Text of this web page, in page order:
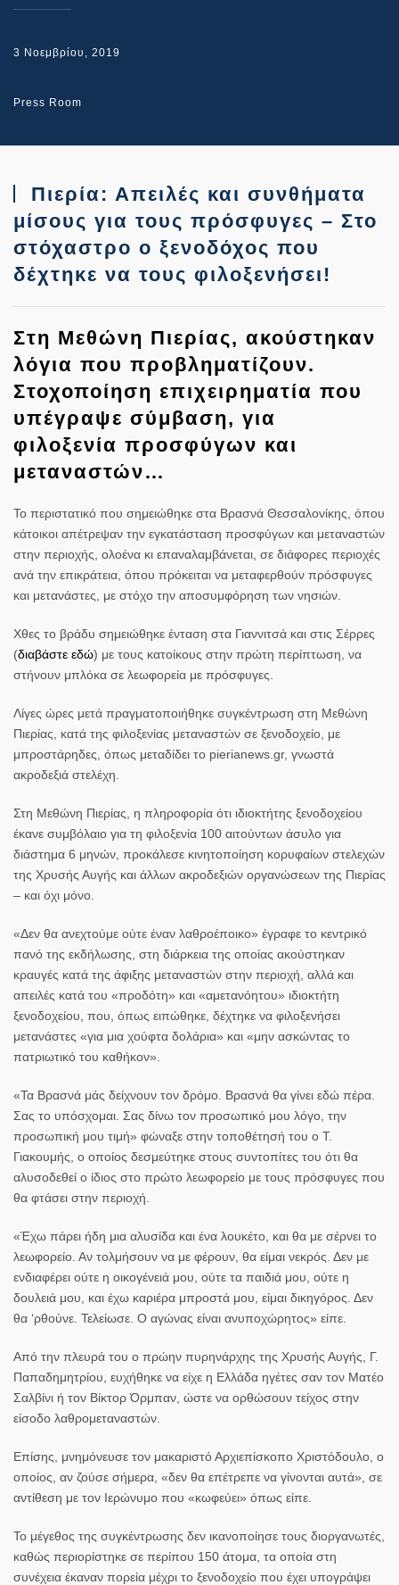
3 Νοεμβρίου, 2019
Press Room
Πιερία: Απειλές και συνθήματα
μίσους για τους πρόσφυγες – Στο
στόχαστρο ο ξενοδόχος που
δέχτηκε να τους φιλοξενήσει!
Στη Μεθώνη Πιερίας, ακούστηκαν
λόγια που προβληματίζουν.
Στοχοποίηση επιχειρηματία που
υπέγραψε σύμβαση, για
φιλοξενία προσφύγων και
μεταναστών…
Το περιστατικό που σημειώθηκε στα Βρασνά Θεσσαλονίκης, όπου
κάτοικοι απέτρεψαν την εγκατάσταση προσφύγων και μεταναστών
στην περιοχής, ολοένα κι επαναλαμβάνεται, σε διάφορες περιοχές
ανά την επικράτεια, όπου πρόκειται να μεταφερθούν πρόσφυγες
και μετανάστες, με στόχο την αποσυμφόρηση των νησιών.
Χθες το βράδυ σημειώθηκε ένταση στα Γιαννιτσά και στις Σέρρες
(διαβάστε εδώ) με τους κατοίκους στην πρώτη περίπτωση, να
στήνουν μπλόκα σε λεωφορεία με πρόσφυγες.
Λίγες ώρες μετά πραγματοποιήθηκε συγκέντρωση στη Μεθώνη
Πιερίας, κατά της φιλοξενίας μεταναστών σε ξενοδοχείο, με
μπροστάρηδες, όπως μεταδίδει το pierianews.gr, γνωστά
ακροδεξιά στελέχη.
Στη Μεθώνη Πιερίας, η πληροφορία ότι ιδιοκτήτης ξενοδοχείου
έκανε συμβόλαιο για τη φιλοξενία 100 αιτούντων άσυλο για
διάστημα 6 μηνών, προκάλεσε κινητοποίηση κορυφαίων στελεχών
της Χρυσής Αυγής και άλλων ακροδεξιών οργανώσεων της Πιερίας
– και όχι μόνο.
«Δεν θα ανεχτούμε ούτε έναν λαθροέποικο» έγραφε το κεντρικό
πανό της εκδήλωσης, στη διάρκεια της οποίας ακούστηκαν
κραυγές κατά της άφιξης μεταναστών στην περιοχή, αλλά και
απειλές κατά του «προδότη» και «αμετανόητου» ιδιοκτήτη
ξενοδοχείου, που, όπως ειπώθηκε, δέχτηκε να φιλοξενήσει
μετανάστες «για μια χούφτα δολάρια» και «μην ασκώντας το
πατριωτικό του καθήκον».
«Τα Βρασνά μάς δείχνουν τον δρόμο. Βρασνά θα γίνει εδώ πέρα.
Σας το υπόσχομαι. Σας δίνω τον προσωπικό μου λόγο, την
προσωπική μου τιμή» φώναξε στην τοποθέτησή του ο Τ.
Γιακουμής, ο οποίος δεσμεύτηκε στους συντοπίτες του ότι θα
αλυσοδεθεί ο ίδιος στο πρώτο λεωφορείο με τους πρόσφυγες που
θα φτάσει στην περιοχή.
«Έχω πάρει ήδη μια αλυσίδα και ένα λουκέτο, και θα με σέρνει το
λεωφορείο. Αν τολμήσουν να με φέρουν, θα είμαι νεκρός. Δεν με
ενδιαφέρει ούτε η οικογένειά μου, ούτε τα παιδιά μου, ούτε η
δουλειά μου, και έχω καριέρα μπροστά μου, είμαι δικηγόρος. Δεν
θα ‘ρθούνε. Τελείωσε. Ο αγώνας είναι ανυποχώρητος» είπε.
Από την πλευρά του ο πρώην πυρηνάρχης της Χρυσής Αυγής, Γ.
Παπαδημητρίου, ευχήθηκε να είχε η Ελλάδα ηγέτες σαν τον Ματέο
Σαλβίνι ή τον Βίκτορ Όρμπαν, ώστε να ορθώσουν τείχος στην
είσοδο λαθρομεταναστών.
Επίσης, μνημόνευσε τον μακαριστό Αρχιεπίσκοπο Χριστόδουλο, ο
οποίος, αν ζούσε σήμερα, «δεν θα επέτρεπε να γίνονται αυτά», σε
αντίθεση με τον Ιερώνυμο που «κωφεύει» όπως είπε.
Το μέγεθος της συγκέντρωσης δεν ικανοποίησε τους διοργανωτές,
καθώς περιορίστηκε σε περίπου 150 άτομα, τα οποία στη
συνέχεια έκαναν πορεία μέχρι το ξενοδοχείο που έχει υπογράψει